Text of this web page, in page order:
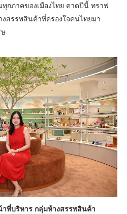
ทุกภาคของเมืองไทย คาดปีนี้ ทราฟ
สรรพสินค้าที่ครองใจคนไทยมา
ที่บริหาร กลุ่มห้างสรรพสินค้า